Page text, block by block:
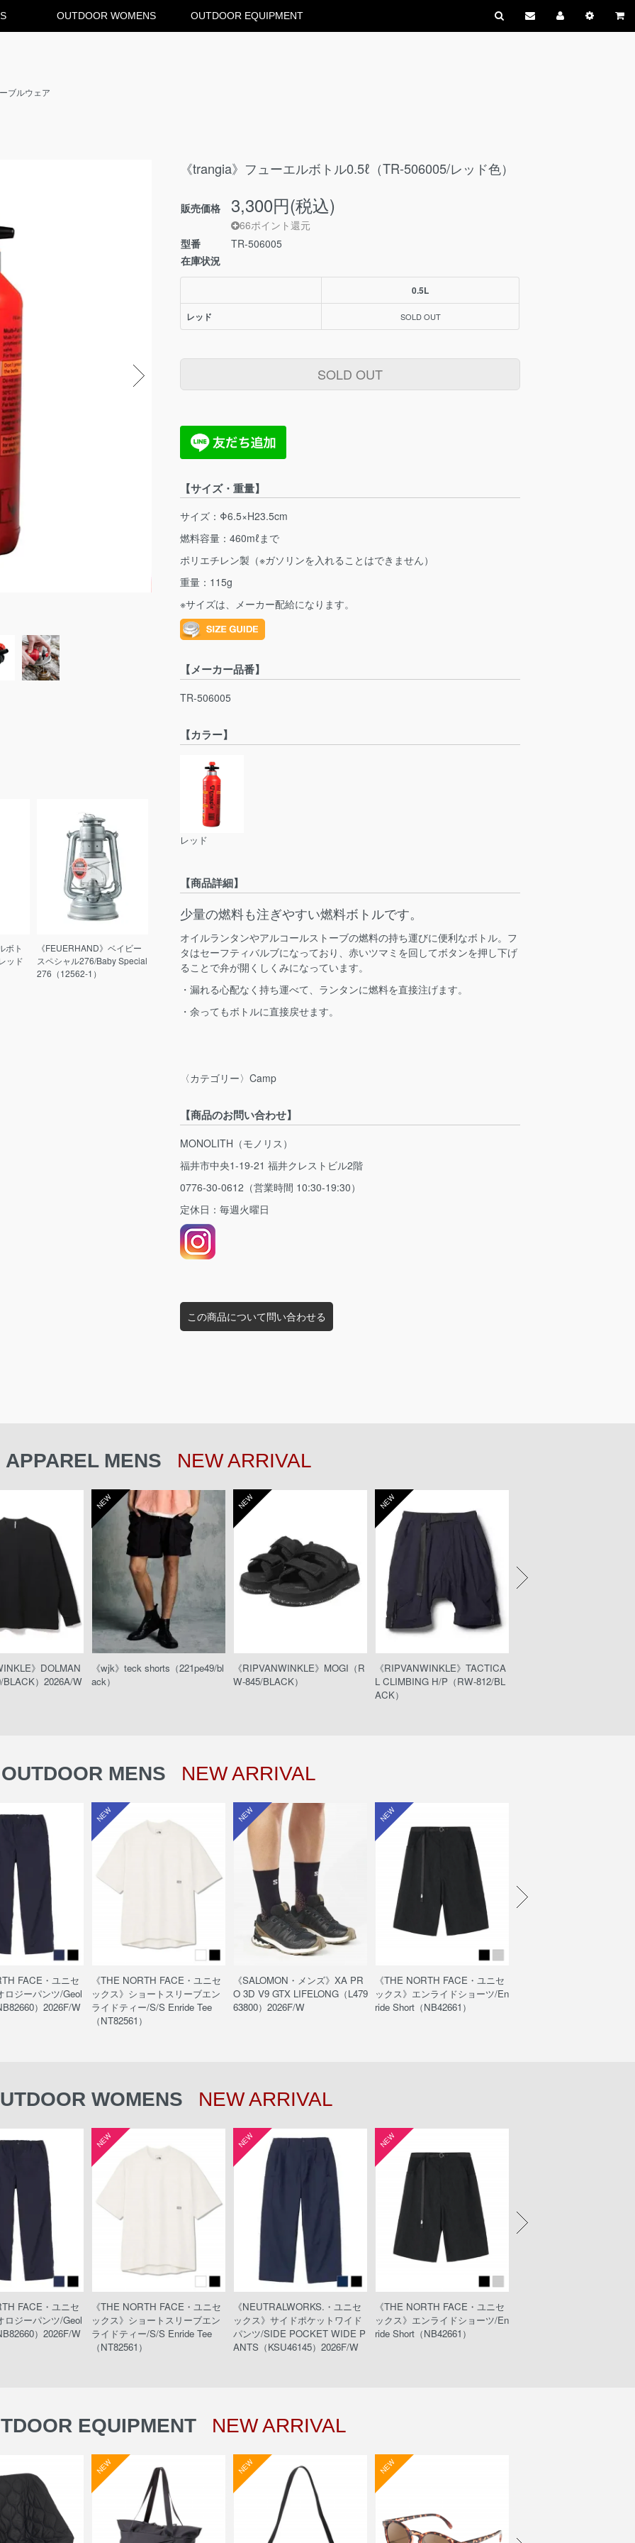
OUTDOOR WOMENS OUTDOOR EQUIPMENT
ブルウェア
ボト
ッド
《FEUERHAND》ベイビー
スペシャル276/Baby Special
276（12562-1）
《trangia》フューエルボトル0.5ℓ（TR-506005/レッド色）
販売価格 3,300円(税込)
66ポイント還元
型番
TR-506005
在庫状況
0.5L
レッド SOLD OUT
SOLD OUT
【サイズ・重量】
サイズ：Φ6.5×H23.5cm
燃料容量：460mℓまで
ポリエチレン製（※ガソリンを入れることはできません）
重量：115g
※サイズは、メーカー配給になります。
【メーカー品番】
TR-506005
【カラー】
レッド
【商品詳細】
少量の燃料も注ぎやすい燃料ボトルです。
オイルランタンやアルコールストーブの燃料の持ち運びに便利なボトル。フ
タはセーフティバルブになっており、赤いツマミを回してボタンを押し下げ
ることで弁が開くしくみになっています。
・漏れる心配なく持ち運べて、ランタンに燃料を直接注げます。
・余ってもボトルに直接戻せます。
〈カテゴリー〉Camp
【商品のお問い合わせ】
MONOLITH（モノリス）
福井市中央1-19-21 福井クレストビル2階
0776-30-0612（営業時間 10:30-19:30）
定休日：毎週火曜日
この商品について問い合わせる
APPAREL MENS NEW ARRIVAL
》DOLMAN
BLACK）2026A/W
NEW
《wjk》teck shorts（221pe49/bl
ack）
NEW
《RIPVANWINKLE》MOGI（R
W-845/BLACK）
NEW
《RIPVANWINKLE》TACTICA
L CLIMBING H/P（RW-812/BL
ACK）
OUTDOOR MENS NEW ARRIVAL
FACE・ユニセ
ロジーパンツ/Geol
）2026F/W
NEW
《THE NORTH FACE・ユニセ
ックス》ショートスリーブエン
ライドティー/S/S Enride Tee
（NT82561）
NEW
《SALOMON・メンズ》XA PR
O 3D V9 GTX LIFELONG（L479
63800）2026F/W
NEW
《THE NORTH FACE・ユニセ
ックス》エンライドショーツ/En
ride Short（NB42661）
WOMENS NEW ARRIVAL
FACE・ユニセ
ロジーパンツ/Geol
）2026F/W
NEW
《THE NORTH FACE・ユニセ
ックス》ショートスリーブエン
ライドティー/S/S Enride Tee
（NT82561）
NEW
《NEUTRALWORKS.・ユニセ
ックス》サイドポケットワイド
パンツ/SIDE POCKET WIDE P
ANTS（KSU46145）2026F/W
NEW
《THE NORTH FACE・ユニセ
ックス》エンライドショーツ/En
ride Short（NB42661）
EQUIPMENT NEW ARRIVAL
NEW NEW NEW